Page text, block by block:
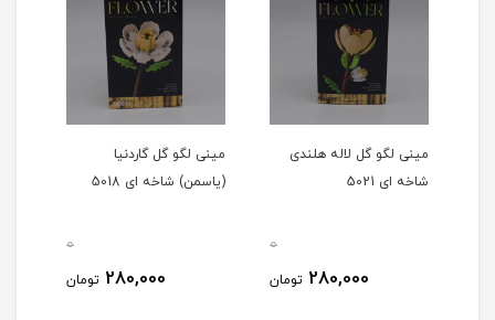
مینی لگو گل لاله هلندی
شاخه ای 5021
0
280,000 تومان
مینی لگو گل گاردنیا
(یاسمن) شاخه ای 5018
0
280,000 تومان